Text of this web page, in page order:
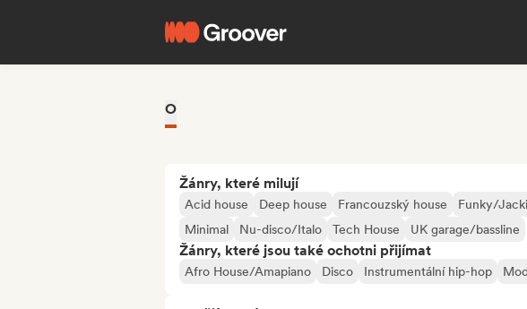
O
Žánry, které milují
Acid house Deep house Francouzský house Funky/
Minimal
Nu-disco/Italo Tech House UK garage/bassline
Žánry, které jsou také ochotni přijímat
Afro House/Amapiano Disco Instrumentální hip-hop